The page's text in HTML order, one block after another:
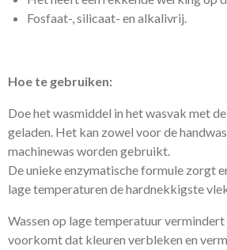
Fosfaat-, silicaat- en alkalivrij.
Hoe te gebruiken:
Doe het wasmiddel in het wasvak met
geladen. Het kan zowel voor de
machinewas worden gebruikt.
De unieke enzymatische formule zorgt
lage temperaturen de hardnekkigste
Wassen op lage temperatuur
voorkomt dat kleuren verbleken en